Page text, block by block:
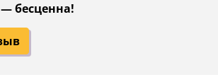
бесценна!